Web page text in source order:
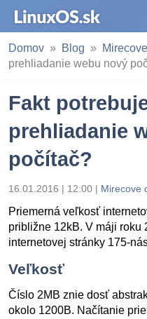
Domov Blog
prehliadanie webu nový
Fakt
prehliadanie
počítač?
16.01.2016 | 12:00 | Mirecove
Priemerná veľkosť
približne 12kB. V máji
internetovej stránky 175-
Veľkosť
Číslo 2MB znie dosť
okolo 1200B. Načítanie